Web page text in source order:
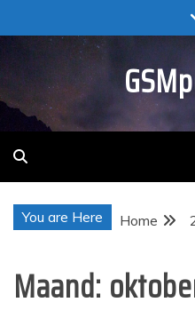
to
You are Here Home
Maand: